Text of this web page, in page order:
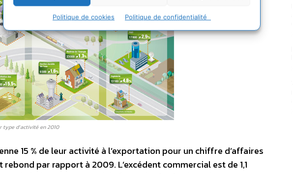
Politique de cookies Politique de confidentialité
type d’activité en 2010
15 % de leur activité à l’exportation pour un chiffre d’affaires
par rapport à 2009. L’excédent commercial est de 1,1